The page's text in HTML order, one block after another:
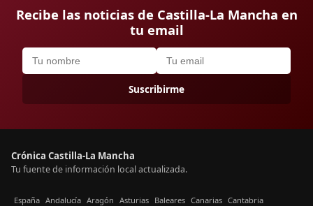
Recibe las noticias de Castilla-La Mancha en
tu email
Suscribirme
Crónica Castilla-La Mancha
Tu fuente de información local actualizada.
España Andalucía Aragón Asturias Baleares Canarias Cantabria